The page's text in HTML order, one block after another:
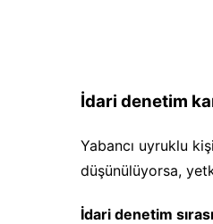
İdari denetim
Yabancı uyruklu
düşünülüyorsa,
İdari denetim